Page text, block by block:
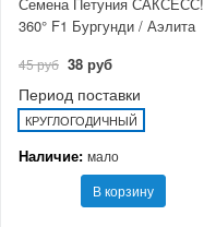
360° F1 Бургунди / Аэлита
45 руб 38 руб
Период поставки
КРУГЛОГОДИЧНЫЙ
Наличие: мало
В корзину